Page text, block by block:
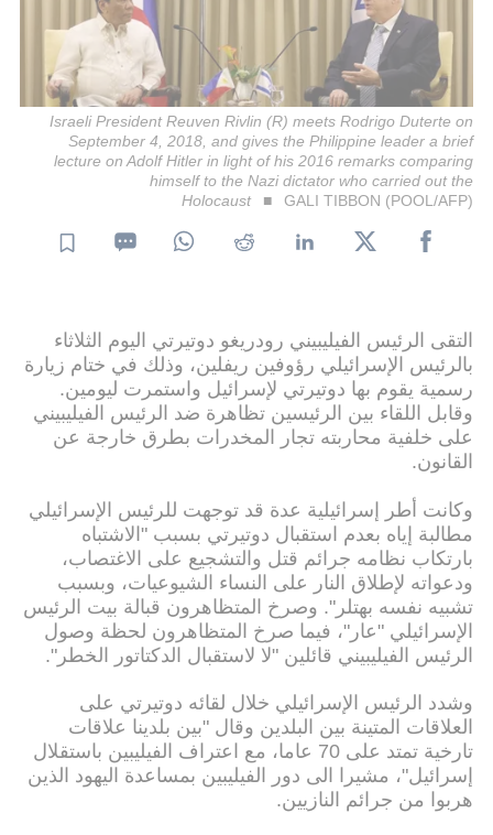
Israeli President Reuven Rivlin (R) meets Rodrigo Duterte on
September 4, 2018, and gives the Philippine leader a brief
lecture on Adolf Hitler in light of his 2016 remarks comparing
himself to the Nazi dictator who carried out the
Holocaust
GALI TIBBON (POOL/AFP)
التقى الرئيس الفيليبيني رودريغو دوتيرتي اليوم الثلاثاء
بالرئيس الإسرائيلي رؤوفين ريفلين، وذلك في ختام زيارة
رسمية يقوم بها دوتيرتي لإسرائيل واستمرت ليومين.
وقابل اللقاء بين الرئيسين تظاهرة ضد الرئيس الفيليبيني
على خلفية محاربته تجار المخدرات بطرق خارجة عن
القانون.
وكانت أطر إسرائيلية عدة قد توجهت للرئيس الإسرائيلي
مطالبة إياه بعدم استقبال دوتيرتي بسبب "الاشتباه
بارتكاب نظامه جرائم قتل والتشجيع على الاغتصاب،
ودعواته لإطلاق النار على النساء الشيوعيات، وبسبب
تشبيه نفسه بهتلر". وصرخ المتظاهرون قبالة بيت الرئيس
الإسرائيلي "عار"، فيما صرخ المتظاهرون لحظة وصول
الرئيس الفيليبيني قائلين "لا لاستقبال الدكتاتور الخطر".
وشدد الرئيس الإسرائيلي خلال لقائه دوتيرتي على
العلاقات المتينة بين البلدين وقال "بين بلدينا علاقات
تارخية تمتد على 70 عاما، مع اعتراف الفيليبين باستقلال
إسرائيل"، مشيرا الى دور الفيليبين بمساعدة اليهود الذين
هربوا من جرائم النازيين.